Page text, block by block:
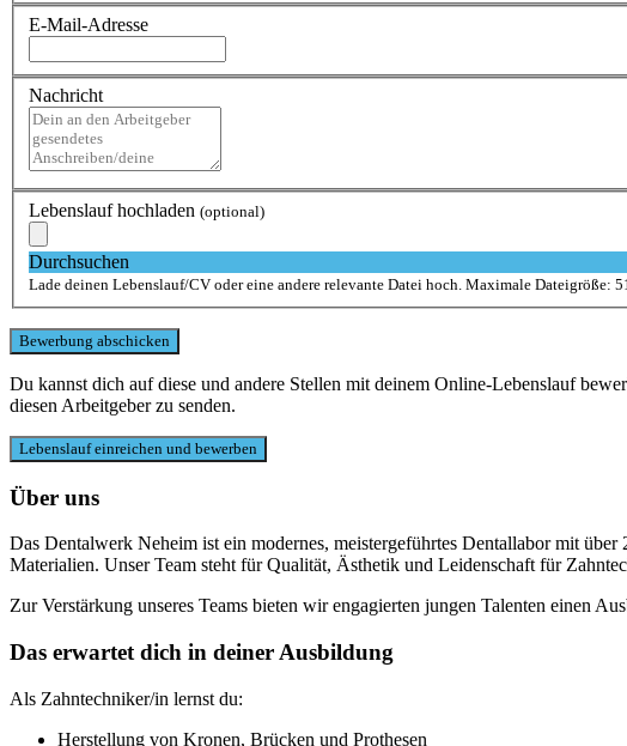
E-Mail-Adresse
Nachricht
Lebenslauf hochladen (optional)
Durchsuchen
Lade deinen Lebenslauf/CV oder eine andere relevante Datei hoch. Maximale Dateigröße:
Du kannst dich auf diese und andere Stellen mit deinem Online-Lebenslauf
diesen Arbeitgeber zu senden.
Über uns
Das Dentalwerk Neheim ist ein modernes, meistergeführtes Dentallabor mit
Materialien. Unser Team steht für Qualität, Ästhetik und Leidenschaft für
Zur Verstärkung unseres Teams bieten wir engagierten jungen Talenten einen
Das erwartet dich in deiner Ausbildung
Als Zahntechniker/in lernst du:
Herstellung von Kronen, Brücken und Prothesen